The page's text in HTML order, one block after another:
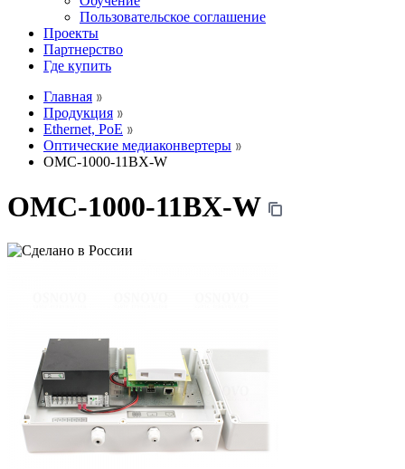
Пользовательское соглашение
Проекты
Партнерство
Где купить
Главная
Продукция
Ethernet, PoE
Оптические медиаконвертеры
OMC-1000-11BX-W
OMC-1000-11BX-W